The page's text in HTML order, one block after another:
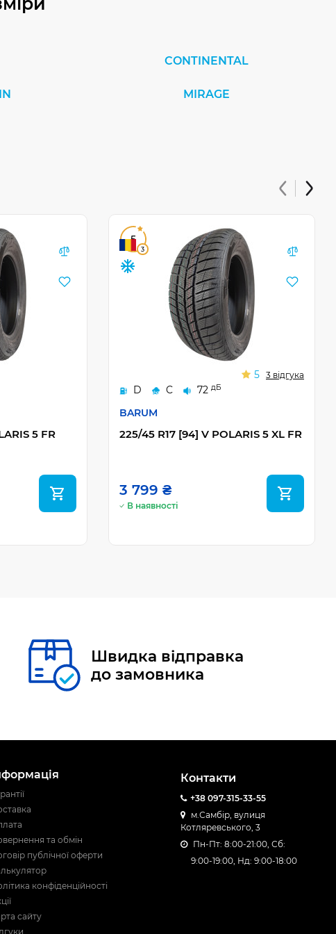
CONTINENTAL
MIRAGE
5 FR
5
3
D C 72 дБ
BARUM
5 3 відгука
225/45 R17 [94] V POLARIS 5 XL FR
3 799 ₴
В наявності
Швидка відправка
до замовника
та обмін
публічної оферти
конфіденційності
сайту
Контакти
+38 097-315-33-55
м.Самбір, вулиця
Котляревського, 3
Пн-Пт: 8:00-21:00, Сб:
9:00-19:00, Нд: 9:00-18:00